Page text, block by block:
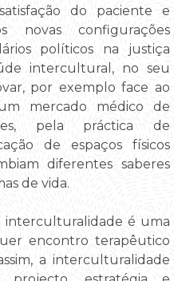
do paciente e
novas configurações
políticos na justiça
intercultural, no seu
por exemplo face ao
mercado médico de
pela práctica de
de espaços físicos
diferentes saberes
de vida.
interculturalidade é uma
encontro terapêutico
a interculturalidade